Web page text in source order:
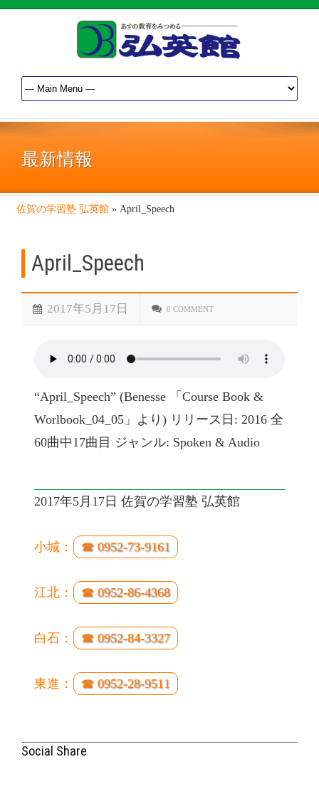
最新情報
佐賀の学習塾 弘英館 » April_Speech
April_Speech
2017年5月17日 0 COMMENT
“April_Speech” (Benesse 「Course Book &
Worlbook_04_05」より) リリース日: 2016 全
60曲中17曲目 ジャンル: Spoken & Audio
2017年5月17日 佐賀の学習塾 弘英館
小城： ☎ 0952-73-9161
江北： ☎ 0952-86-4368
白石： ☎ 0952-84-3327
東進： ☎ 0952-28-9511
Social Share